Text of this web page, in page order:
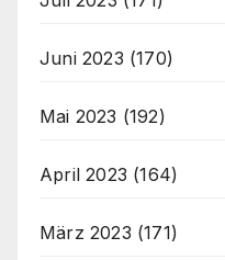
Juni 2023 (170)
Mai 2023 (192)
April 2023 (164)
März 2023 (171)